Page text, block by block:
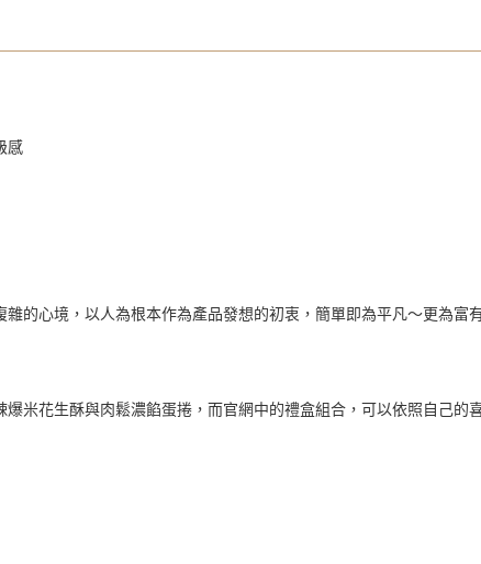
感
的心境，以人為根本作為產品發想的初衷，簡單即為平凡～更為富
米花生酥與肉鬆濃餡蛋捲，而官網中的禮盒組合，可以依照自己的